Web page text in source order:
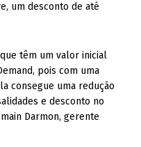
um desconto de até
têm um valor inicial
pois com uma
consegue uma redução
e desconto no
Darmon, gerente